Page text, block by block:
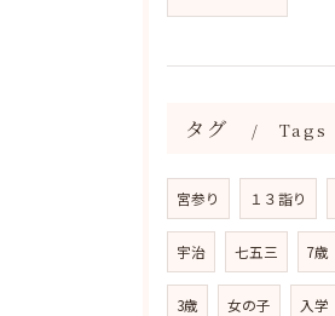
タグ Tags
宮参り １３詣り
宇治 七五三 7歳
3歳 女の子 入学